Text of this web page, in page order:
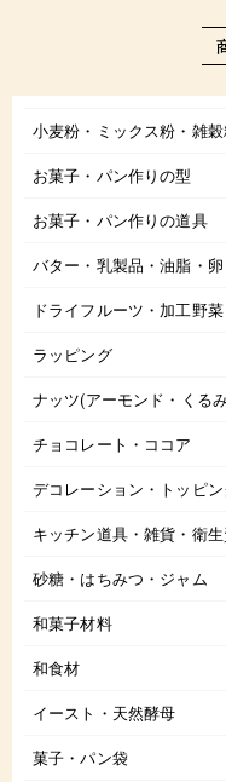
小麦粉・ミックス粉・雑
お菓子・パン作りの型
お菓子・パン作りの道具
バター・乳製品・油脂・卵
ドライフルーツ・加工野
ラッピング
ナッツ(アーモンド・くる
チョコレート・ココア
デコレーション・トッピ
キッチン道具・雑貨・衛
砂糖・はちみつ・ジャム
和菓子材料
和食材
イースト・天然酵母
菓子・パン袋